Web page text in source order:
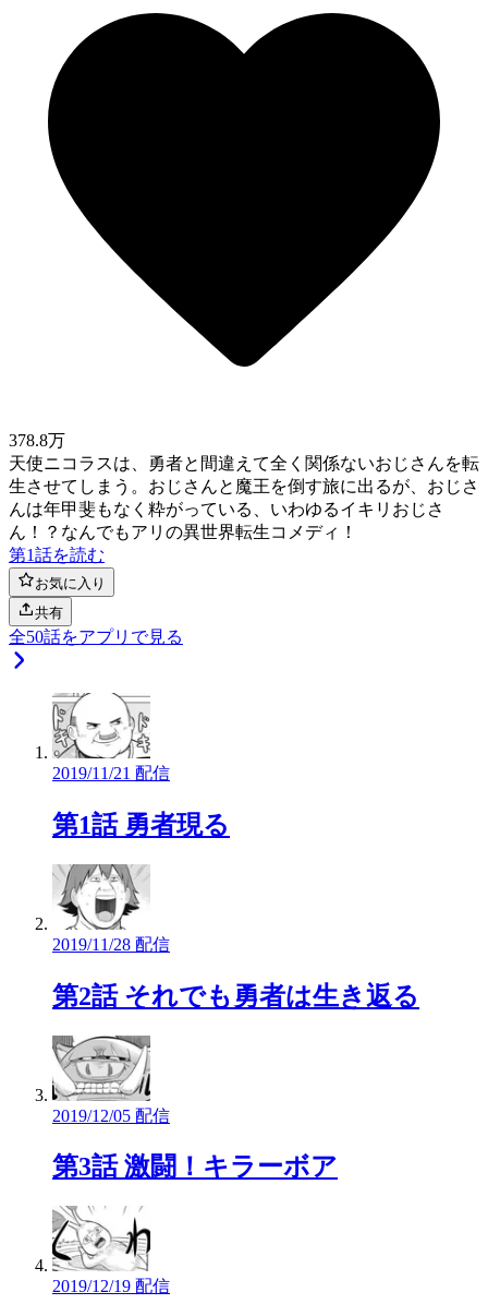
378.8万
天使ニコラスは、勇者と間違えて全く関係ないおじさんを転
生させてしまう。おじさんと魔王を倒す旅に出るが、おじさ
んは年甲斐もなく粋がっている、いわゆるイキリおじさ
ん！？なんでもアリの異世界転生コメディ！
第1話を読む
お気に入り
共有
全50話をアプリで見る
2019/11/21 配信
第1話 勇者現る
2019/11/28 配信
第2話 それでも勇者は生き返る
2019/12/05 配信
第3話 激闘！キラーボア
2019/12/19 配信